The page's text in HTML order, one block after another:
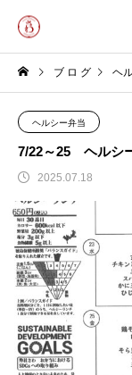
ブ ロ グ ヘ
ヘルシー弁当
7/22～25 ヘルシ
2025.07.18